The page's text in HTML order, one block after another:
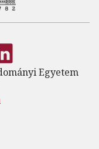
Egyetem